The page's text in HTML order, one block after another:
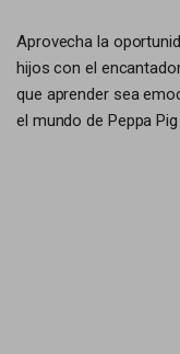
Aprovecha la
hijos con el
que aprender sea
el mundo de Peppa